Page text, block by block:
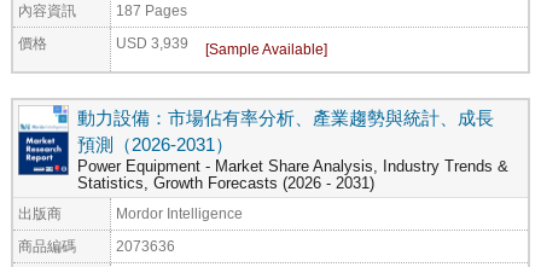
內容資訊 187 Pages
價格 USD 3,939
動力設備：市場佔有率分析、產業趨勢與統計、成長
預測（2026-2031）
Power Equipment - Market Share Analysis, Industry Trends &
Statistics, Growth Forecasts (2026 - 2031)
出版商 Mordor Intelligence
商品編碼 2073636